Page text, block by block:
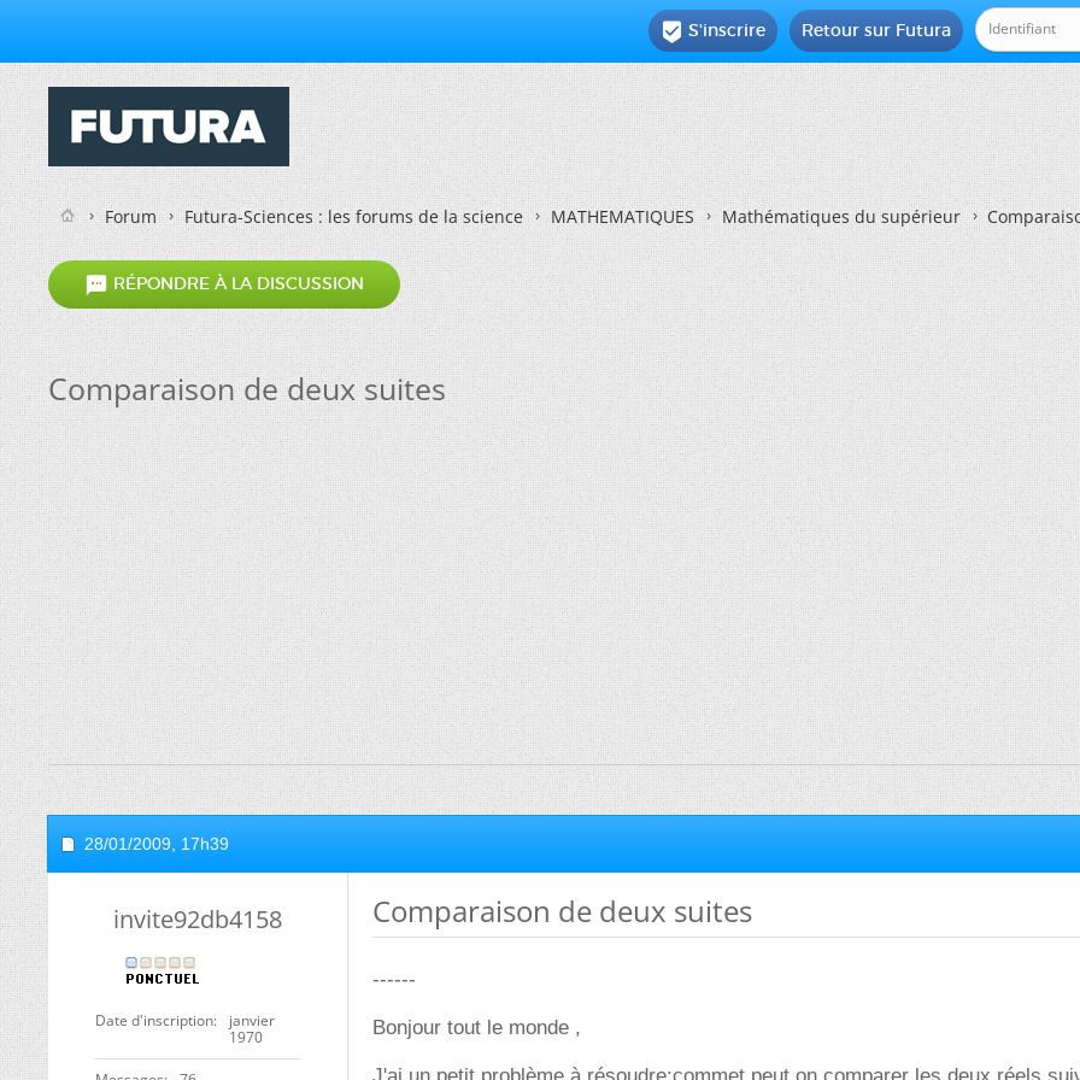
Retour sur Futura
 S'inscrire
Forum Futura-Sciences : les forums de la science MATHEMATIQUES Mathématiques du supérieur
 RÉPONDRE À LA DISCUSSION
Comparaison de deux suites
28/01/2009, 17h39
invite92db4158
Date d'inscription
janvier
1970
Comparaison de deux suites
------
Bonjour tout le monde ,